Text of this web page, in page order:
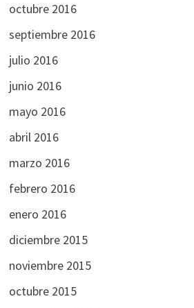
octubre 2016
septiembre 2016
julio 2016
junio 2016
mayo 2016
abril 2016
marzo 2016
febrero 2016
enero 2016
diciembre 2015
noviembre 2015
octubre 2015